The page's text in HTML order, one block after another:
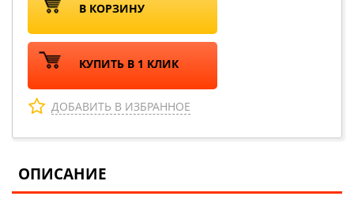
В КОРЗИНУ
КУПИТЬ В 1 КЛИК
ДОБАВИТЬ В ИЗБРАННОЕ
ОПИСАНИЕ